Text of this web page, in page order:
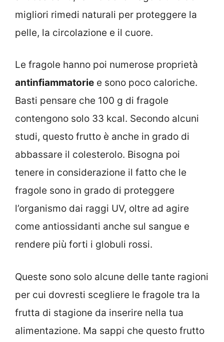
migliori rimedi naturali per proteggere la
pelle, la circolazione e il cuore.
Le fragole hanno poi numerose proprietà
antinfiammatorie e sono poco caloriche.
Basti pensare che 100 g di fragole
contengono solo 33 kcal. Secondo alcuni
studi, questo frutto è anche in grado di
abbassare il colesterolo. Bisogna poi
tenere in considerazione il fatto che le
fragole sono in grado di proteggere
l’organismo dai raggi UV, oltre ad agire
come antiossidanti anche sul sangue e
rendere più forti i globuli rossi.
Queste sono solo alcune delle tante ragioni
per cui dovresti scegliere le fragole tra la
frutta di stagione da inserire nella tua
alimentazione. Ma sappi che questo frutto